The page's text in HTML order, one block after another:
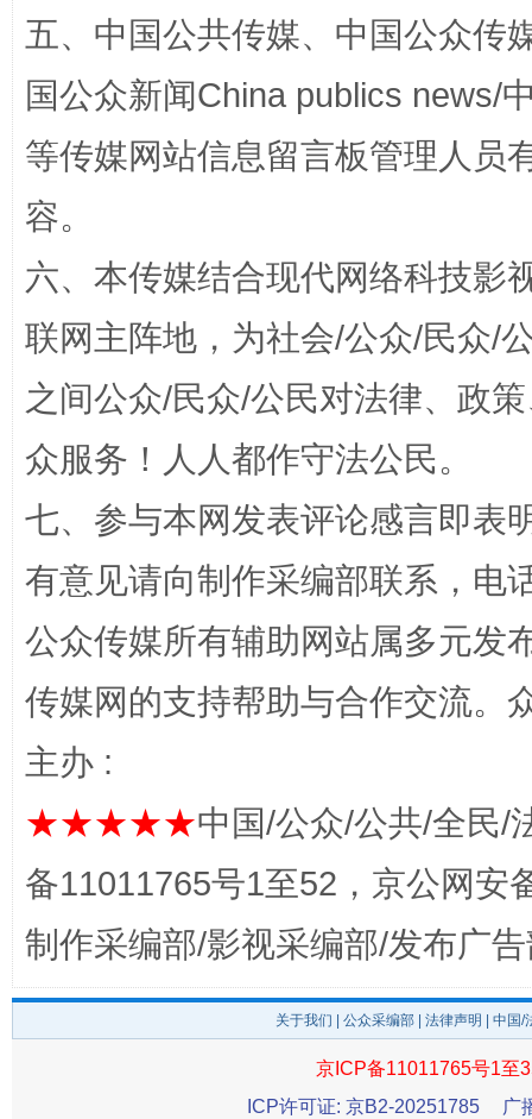
完善运行机制助力责任有效落实 一纸欠
东山县通报“牛蛙产品抗生素超标问题” 法
一
五、中国公共传媒、中国公众传
国公众新闻China publics news/
等传媒网站信息留言板管理人员
容。
六、本传媒结合现代网络科技影
联网主阵地，为社会/公众/民众/
之间公众/民众/公民对法律、政
众服务！人人都作守法公民。
七、参与本网发表评论感言即表
有意见请向制作采编部联系，电
公众传媒所有辅助网站属多元发
传媒网的支持帮助与合作交流。
主办 :
★★★★★中国/公众/公共/全民/
备11011765号1至52，京公网安
制作采编部/影视采编部/发布广
关于我们 公众采编部 法律声明 | 中国
京ICP备11011765号1至
ICP许可证: 京B2-20251785
广